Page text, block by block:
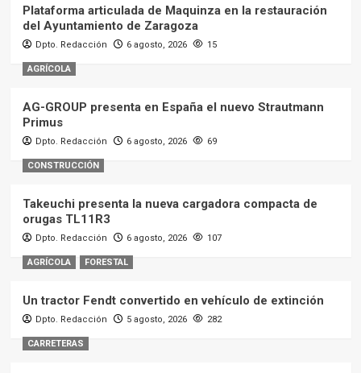
Plataforma articulada de Maquinza en la restauración
del Ayuntamiento de Zaragoza
Dpto. Redacción 6 agosto, 2026 15
AGRÍCOLA
AG-GROUP presenta en España el nuevo Strautmann
Primus
Dpto. Redacción 6 agosto, 2026 69
CONSTRUCCIÓN
Takeuchi presenta la nueva cargadora compacta de
orugas TL11R3
Dpto. Redacción 6 agosto, 2026 107
AGRÍCOLA FORESTAL
Un tractor Fendt convertido en vehículo de extinción
Dpto. Redacción 5 agosto, 2026 282
CARRETERAS